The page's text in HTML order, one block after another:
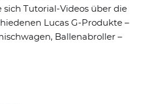
sich Tutorial-Videos über die
Lucas G-Produkte –
Ballenabroller –